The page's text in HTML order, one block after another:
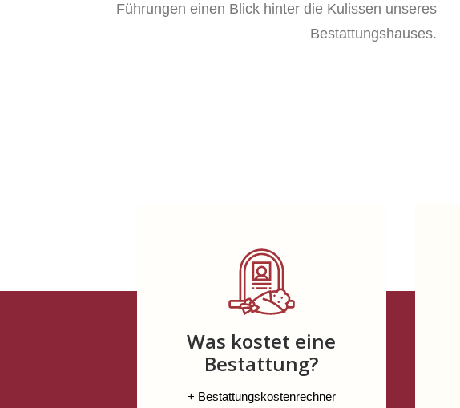
Führungen einen Blick hinter die Kulissen unseres
Bestattungshauses.
Was kostet eine
Bestattung?
+ Bestattungskostenrechner